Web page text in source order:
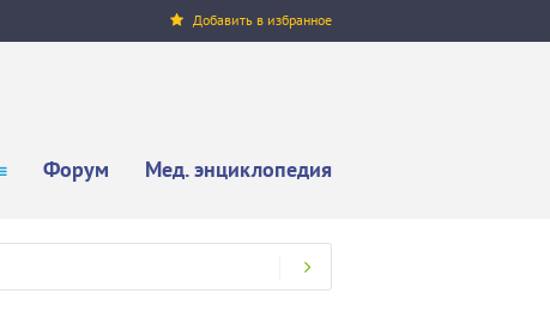
Добавить в избранное
Форум Мед. энциклопедия